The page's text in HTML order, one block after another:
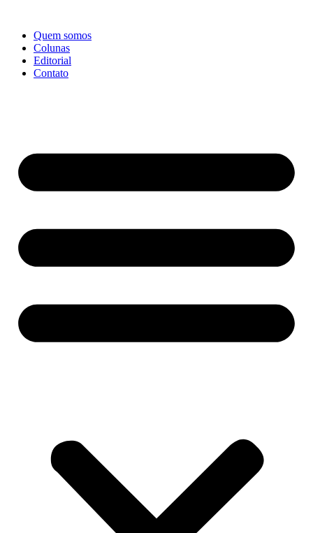
conteúdo
Quem somos
Colunas
Editorial
Contato